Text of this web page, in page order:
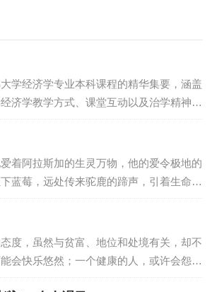
学经济学专业本科课程的精华集要，涵盖
济学教学方式、课堂互动以及治学精神，
为四章，分别提炼了曼昆、莱布森、费尔
幸福”（happiness）是一个比较前沿的
据主观（被采访者自报幸福程度）、定
着阿拉斯加的生灵万物，他的爱令极地的
蓝莓，远处传来驼鹿的蹄声，引着生命的
在一起好像唱成了一首歌。他的名字叫星
景也有所不同。人们总是在长大以后回想
竹马的好友...不过最令人难以忘怀的，应
度，虽然与贫富、地位和处境有关，却不
会快乐悠然；一个健康的人，或许会怨天
眉不展，而一个身处逆境的人，或许能面